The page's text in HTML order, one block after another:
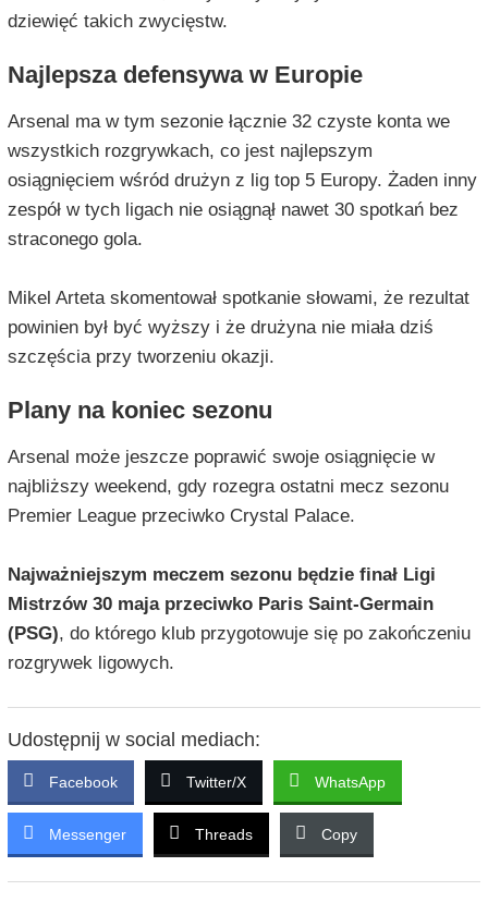
dziewięć takich zwycięstw.
Najlepsza defensywa w Europie
Arsenal ma w tym sezonie łącznie 32 czyste konta we
wszystkich rozgrywkach, co jest najlepszym
osiągnięciem wśród drużyn z lig top 5 Europy. Żaden inny
zespół w tych ligach nie osiągnął nawet 30 spotkań bez
straconego gola.
Mikel Arteta skomentował spotkanie słowami, że rezultat
powinien był być wyższy i że drużyna nie miała dziś
szczęścia przy tworzeniu okazji.
Plany na koniec sezonu
Arsenal może jeszcze poprawić swoje osiągnięcie w
najbliższy weekend, gdy rozegra ostatni mecz sezonu
Premier League przeciwko Crystal Palace.
Najważniejszym meczem sezonu będzie finał Ligi
Mistrzów 30 maja przeciwko Paris Saint-Germain
(PSG), do którego klub przygotowuje się po zakończeniu
rozgrywek ligowych.
Udostępnij w social mediach:
Facebook Twitter/X WhatsApp
Messenger Threads Copy